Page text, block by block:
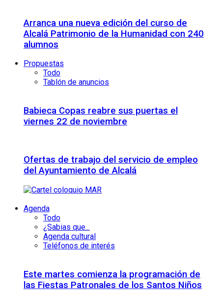
Arranca una nueva edición del curso de
Alcalá Patrimonio de la Humanidad con 240
alumnos
Propuestas
Todo
Tablón de anuncios
Babieca Copas reabre sus puertas el
viernes 22 de noviembre
Ofertas de trabajo del servicio de empleo
del Ayuntamiento de Alcalá
Agenda
Todo
¿Sabias que...
Agenda cultural
Teléfonos de interés
Este martes comienza la programación de
las Fiestas Patronales de los Santos Niños